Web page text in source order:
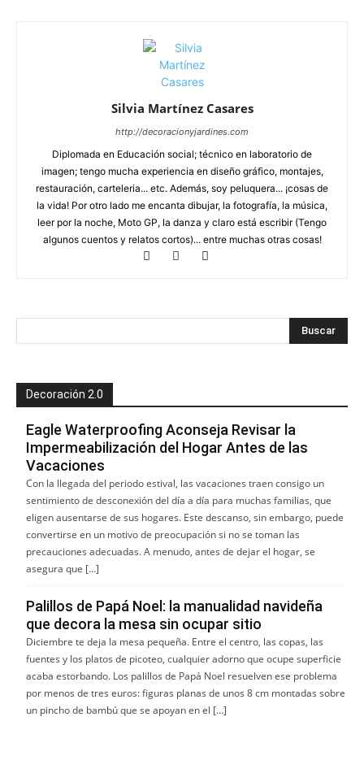
Silvia Martínez Casares
http://decoracionyjardines.com
Diplomada en Educación social; técnico en laboratorio de
imagen; tengo mucha experiencia en diseño gráfico, montajes,
restauración, carteleria... etc. Además, soy peluquera... ¡cosas de
la vida! Por otro lado me encanta dibujar, la fotografía, la música,
leer por la noche, Moto GP, la danza y claro está escribir (Tengo
algunos cuentos y relatos cortos)... entre muchas otras cosas!
Decoración 2.0
Eagle Waterproofing Aconseja Revisar la
Impermeabilización del Hogar Antes de las
Vacaciones
Con la llegada del periodo estival, las vacaciones traen consigo un
sentimiento de desconexión del día a día para muchas familias, que
eligen ausentarse de sus hogares. Este descanso, sin embargo, puede
convertirse en un motivo de preocupación si no se toman las
precauciones adecuadas. A menudo, antes de dejar el hogar, se
asegura que […]
Palillos de Papá Noel: la manualidad navideña
que decora la mesa sin ocupar sitio
Diciembre te deja la mesa pequeña. Entre el centro, las copas, las
fuentes y los platos de picoteo, cualquier adorno que ocupe superficie
acaba estorbando. Los palillos de Papá Noel resuelven ese problema
por menos de tres euros: figuras planas de unos 8 cm montadas sobre
un pincho de bambú que se apoyan en el […]